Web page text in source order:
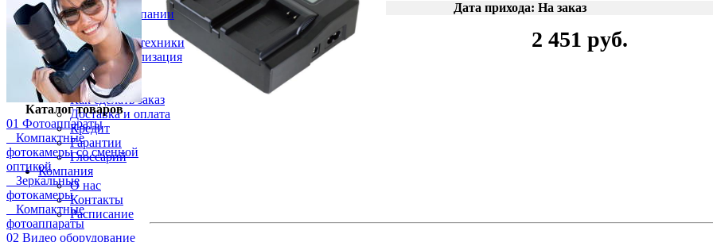
Новости компании
Услуги
Прокат фототехники
Выкуп и реализация
Покупателям
Акции
Как сделать заказ
Доставка и оплата
Кредит
Гарантии
Глоссарий
Компания
О нас
Контакты
Расписание
Каталог товаров
01 Фотоаппараты
Компактные
фотокамеры со сменной
оптикой
Зеркальные
фотокамеры
Компактные
фотоаппараты
02 Видео оборудование
Дата прихода: На заказ
2 451 руб.